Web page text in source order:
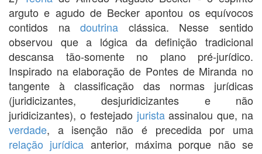
arguto e agudo de Becker apontou os equívocos
contidos nadoutrina clássica. Nesse sentido
observou que a lógica da definição tradicional
descansa tão-somente no plano pré-jurídico.
Inspirado na elaboração de Pontes de Miranda no
tangente à classificação das normas jurídicas
(juridicizantes, desjuridicizantes e não
juridicizantes), o festejado juristaassinalou que, na
verdade, a isenção não é precedida por uma
relação jurídica anterior, máxima porque não se